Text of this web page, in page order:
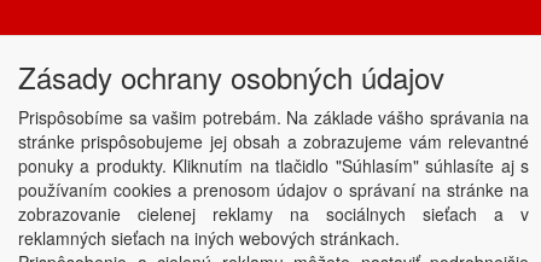
Powered byABRA
Zásady ochrany osobných údajov
Prispôsobíme sa vašim potrebám. Na základe vášho správania na
stránke prispôsobujeme jej obsah a zobrazujeme vám relevantné
ponuky a produkty. Kliknutím na tlačidlo "Súhlasím" súhlasíte aj s
používaním cookies a prenosom údajov o správaní na stránke na
zobrazovanie cielenej reklamy na sociálnych sieťach a v
reklamných sieťach na iných webových stránkach.